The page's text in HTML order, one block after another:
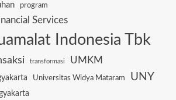
program
Services
Indonesia Tbk
transformasi UMKM
Universitas Widya Mataram UNY